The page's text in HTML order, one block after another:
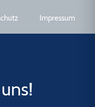
Impressum